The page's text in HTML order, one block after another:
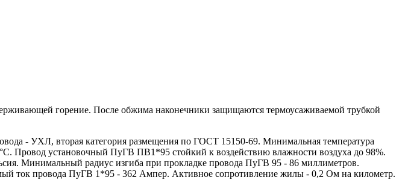
горение. После обжима наконечники защищаются термоусаживаемой трубкой
- УХЛ, вторая категория размещения по ГОСТ 15150-69. Минимальная температура
Провод установочный ПуГВ ПВ1*95 стойкий к воздействию влажности воздуха до 98%.
Минимальный радиус изгиба при прокладке провода ПуГВ 95 - 86 миллиметров.
ток провода ПуГВ 1*95 - 362 Ампер. Активное сопротивление жилы - 0,2 Ом на километр.